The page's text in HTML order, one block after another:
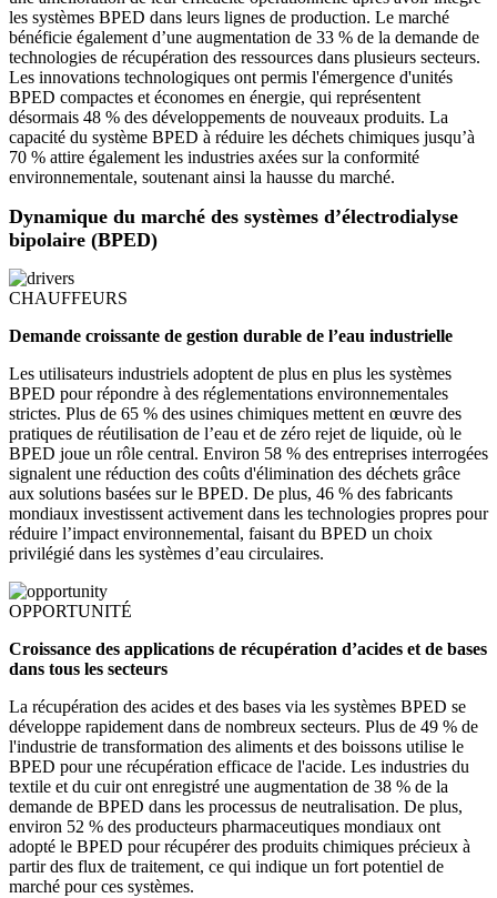
les systèmes BPED dans leurs lignes de production. Le marché
bénéficie également d’une augmentation de 33 % de la demande de
technologies de récupération des ressources dans plusieurs secteurs.
Les innovations technologiques ont permis l'émergence d'unités
BPED compactes et économes en énergie, qui représentent
désormais 48 % des développements de nouveaux produits. La
capacité du système BPED à réduire les déchets chimiques jusqu’à
70 % attire également les industries axées sur la conformité
environnementale, soutenant ainsi la hausse du marché.
Dynamique du marché des systèmes d’électrodialyse
bipolaire (BPED)
CHAUFFEURS
Demande croissante de gestion durable de l’eau industrielle
Les utilisateurs industriels adoptent de plus en plus les systèmes
BPED pour répondre à des réglementations environnementales
strictes. Plus de 65 % des usines chimiques mettent en œuvre des
pratiques de réutilisation de l’eau et de zéro rejet de liquide, où le
BPED joue un rôle central. Environ 58 % des entreprises interrogées
signalent une réduction des coûts d'élimination des déchets grâce
aux solutions basées sur le BPED. De plus, 46 % des fabricants
mondiaux investissent activement dans les technologies propres pour
réduire l’impact environnemental, faisant du BPED un choix
privilégié dans les systèmes d’eau circulaires.
OPPORTUNITÉ
Croissance des applications de récupération d’acides et de bases
dans tous les secteurs
La récupération des acides et des bases via les systèmes BPED se
développe rapidement dans de nombreux secteurs. Plus de 49 % de
l'industrie de transformation des aliments et des boissons utilise le
BPED pour une récupération efficace de l'acide. Les industries du
textile et du cuir ont enregistré une augmentation de 38 % de la
demande de BPED dans les processus de neutralisation. De plus,
environ 52 % des producteurs pharmaceutiques mondiaux ont
adopté le BPED pour récupérer des produits chimiques précieux à
partir des flux de traitement, ce qui indique un fort potentiel de
marché pour ces systèmes.